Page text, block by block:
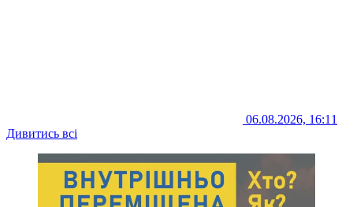
06.08.2026, 16:11
Дивитись всі